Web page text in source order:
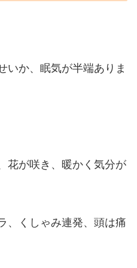
いか、眠気が半端ありま
花が咲き、暖かく気分が
、くしゃみ連発、頭は痛